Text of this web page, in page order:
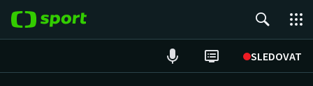
SLEDOVAT